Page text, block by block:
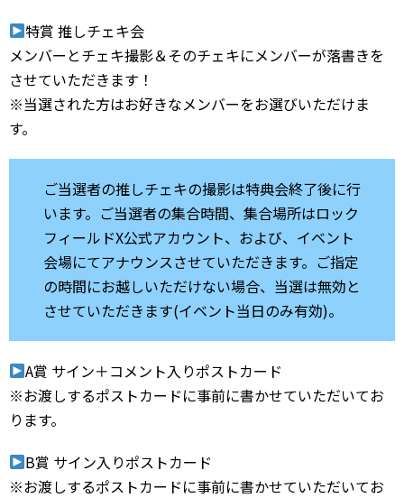
特賞 推しチェキ会
メンバーとチェキ撮影＆そのチェキにメンバーが落書きを
させていただきます！
※当選された方はお好きなメンバーをお選びいただけま
す。
ご当選者の推しチェキの撮影は特典会終了後に行
います。ご当選者の集合時間、集合場所はロック
フィールドX公式アカウント、および、イベント
会場にてアナウンスさせていただきます。ご指定
の時間にお越しいただけない場合、当選は無効と
させていただきます(イベント当日のみ有効)。
A賞 サイン＋コメント入りポストカード
※お渡しするポストカードに事前に書かせていただいてお
ります。
B賞 サイン入りポストカード
※お渡しするポストカードに事前に書かせていただいてお